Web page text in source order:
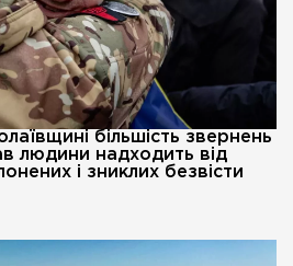
більшість звернень
людини надходить від
і зниклих безвісти